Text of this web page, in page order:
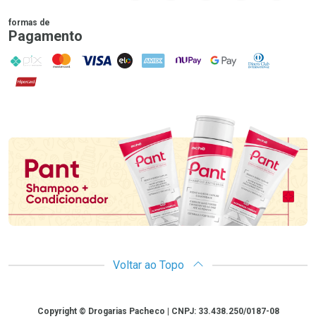
formas de
Pagamento
PIX MasterCard
VISA ELO AMEX NuPay Google PayDiners Club
Hipercard
Voltar ao Topo
CopyrightCopyright © Drogarias Pacheco | CNPJ: 33.438.250/0187-08